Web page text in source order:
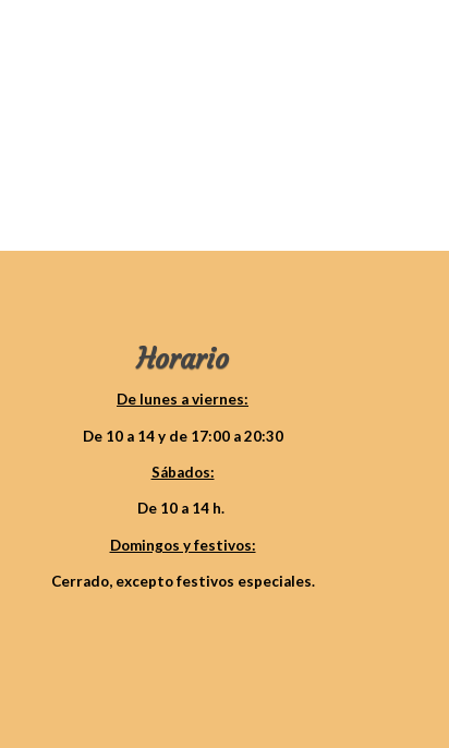
Horario
De lunes a viernes:
De 10 a 14 y de 17:00 a 20:30
Sábados:
De 10 a 14 h.
Domingos y festivos:
Cerrado, excepto festivos especiales.